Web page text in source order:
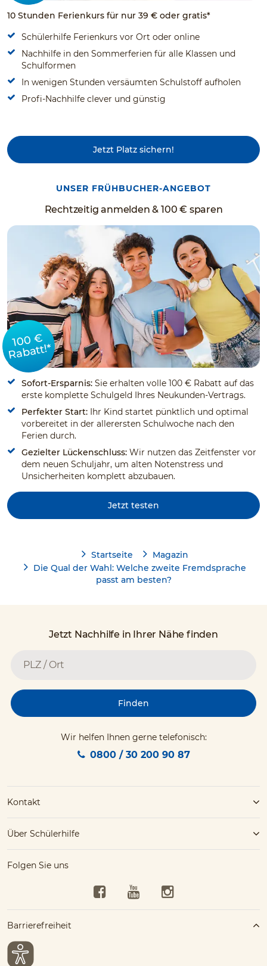
10 Stunden Ferienkurs für nur 39 € oder gratis*
Schülerhilfe Ferienkurs vor Ort oder online
Nachhilfe in den Sommerferien für alle Klassen und
Schulformen
In wenigen Stunden versäumten Schulstoff aufholen
Profi-Nachhilfe clever und günstig
Jetzt Platz sichern!
UNSER FRÜHBUCHER-ANGEBOT
Rechtzeitig anmelden & 100 € sparen
100 €
Rabatt!*
Sofort-Ersparnis: Sie erhalten volle 100 € Rabatt auf das
erste komplette Schulgeld Ihres Neukunden-Vertrags.
Perfekter Start: Ihr Kind startet pünktlich und optimal
vorbereitet in der allerersten Schulwoche nach den
Ferien durch.
Gezielter Lückenschluss: Wir nutzen das Zeitfenster vor
dem neuen Schuljahr, um alten Notenstress und
Unsicherheiten komplett abzubauen.
Jetzt testen
Startseite
Magazin
Die Qual der Wahl: Welche zweite Fremdsprache
passt am besten?
Jetzt Nachhilfe in Ihrer Nähe finden
Finden
Wir helfen Ihnen gerne telefonisch:
0800 / 30 200 90 87
Kontakt
Über Schülerhilfe
Folgen Sie uns
FacebookYouTubeInstagram
Barrierefreiheit